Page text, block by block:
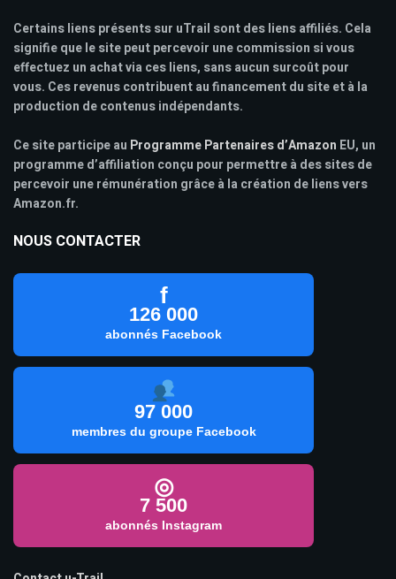
Certains liens présents sur uTrail sont des liens affiliés. Cela
signifie que le site peut percevoir une commission si vous
effectuez un achat via ces liens, sans aucun surcoût pour
vous. Ces revenus contribuent au financement du site et à la
production de contenus indépendants.
Ce site participe au Programme Partenaires d’Amazon EU, un
programme d’affiliation conçu pour permettre à des sites de
percevoir une rémunération grâce à la création de liens vers
Amazon.fr.
NOUS CONTACTER
f
126 000
abonnés Facebook
97 000
membres du groupe Facebook
◎
7 500
abonnés Instagram